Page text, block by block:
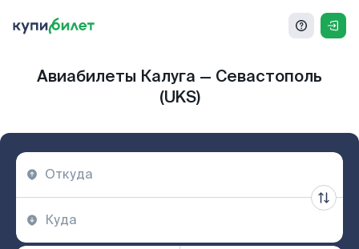
Авиабилеты Калуга — Севастополь
(UKS)